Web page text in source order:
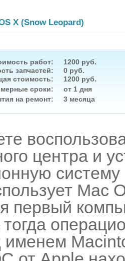
Х (Snow Leopard)
работ:
1200 руб.
запчастей:
0 руб.
стоимость:
1200 руб.
сроки:
от 1 дня
на ремонт:
3 месяца
центра и
Mac
первый